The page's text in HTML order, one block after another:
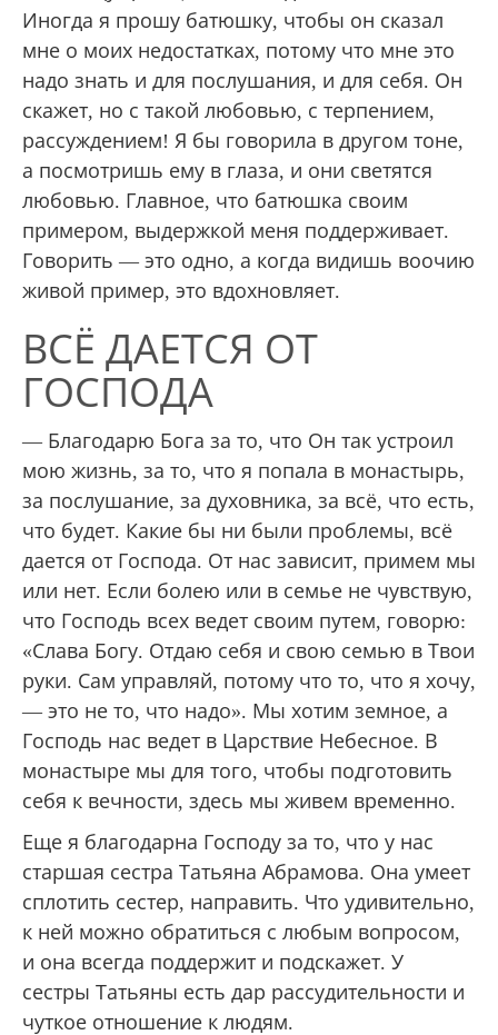
Иногда я прошу батюшку, чтобы он сказал
мне о моих недостатках, потому что мне это
надо знать и для послушания, и для себя. Он
скажет, но с такой любовью, с терпением,
рассуждением! Я бы говорила в другом тоне,
а посмотришь ему в глаза, и они светятся
любовью. Главное, что батюшка своим
примером, выдержкой меня поддерживает.
Говорить — это одно, а когда видишь воочию
живой пример, это вдохновляет.
ВСЁ ДАЕТСЯ ОТ
ГОСПОДА
— Благодарю Бога за то, что Он так устроил
мою жизнь, за то, что я попала в монастырь,
за послушание, за духовника, за всё, что есть,
что будет. Какие бы ни были проблемы, всё
дается от Господа. От нас зависит, примем мы
или нет. Если болею или в семье не чувствую,
что Господь всех ведет своим путем, говорю:
«Слава Богу. Отдаю себя и свою семью в Твои
руки. Сам управляй, потому что то, что я хочу,
— это не то, что надо». Мы хотим земное, а
Господь нас ведет в Царствие Небесное. В
монастыре мы для того, чтобы подготовить
себя к вечности, здесь мы живем временно.
Еще я благодарна Господу за то, что у нас
старшая сестра Татьяна Абрамова. Она умеет
сплотить сестер, направить. Что удивительно,
к ней можно обратиться с любым вопросом,
и она всегда поддержит и подскажет. У
сестры Татьяны есть дар рассудительности и
чуткое отношение к людям.